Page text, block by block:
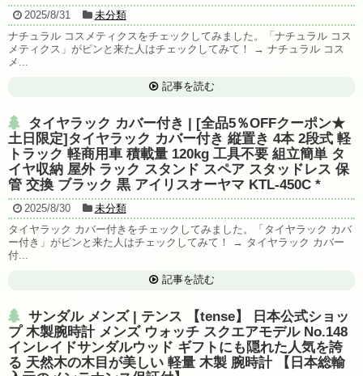
2025/8/31
未分類
ナチュラル コスメティクスをチェックしてみました。「ナチュラル コス
メティクス」がピンと来た人はチェックしてみて！ → ナチュラル コス
メ...
記事を読む
タイヤラック カバー付き | [全品5％OFFクーポン★
土日限定]タイヤラック カバー付き 縦置き 4本 2段式 軽
トラック 軽商用車 積載量 120kg 工具不要 組立簡単 タ
イヤ収納 屋外 ラック スタンド スペア スタッドレス 保
管 交換 ブラック 黒 アイリスオーヤマ KTL-450C *
2025/8/30
未分類
タイヤラック カバー付きをチェックしてみました。「タイヤラック カバ
ー付き」がピンと来た人はチェックしてみて！ → タイヤラック カバー
付...
記事を読む
サンダル メンズ | テンス 【tense】 日本公式ショッ
プ 木製腕時計 メンズ ウォッチ スクエアモデル No.148
インレイドサンダルウッド ギフトにも隠れた人気を誇
る 天然木の木目が美しい 軽量 木製 腕時計 【日本総輸